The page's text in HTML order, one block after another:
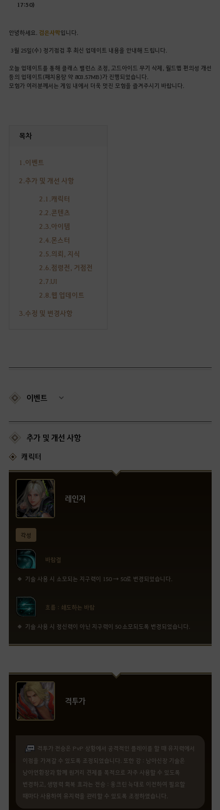
17:50)
안녕하세요. 검은사막입니다.
3월 25일(수) 정기점검 후 최신 업데이트 내용을 안내해 드립니다.
오늘 업데이트를 통해 클래스 밸런스 조정, 고드아이드 무기 삭제, 월드맵 편의성 개선
등의 업데이트(패치용량 약 803.57MB)가 진행되었습니다.
모험가 여러분께서는 게임 내에서 더욱 멋진 모험을 즐겨주시기 바랍니다.
목차
1.이벤트
2.추가 및 개선 사항
2.1.캐릭터
2.2.콘텐츠
2.3.아이템
2.4.몬스터
2.5.의뢰, 지식
2.6.점령전, 거점전
2.7.UI
2.8.웹 업데이트
3.수정 및 변경사항
이벤트
추가 및 개선 사항
캐릭터
레인저
각성
바람결
기술 사용 시 소모되는 지구력이 150 → 50로 변경되었습니다.
흐름 : 쇄도하는 바람
기술 사용 시 정신력이 아닌 지구력이 50 소모되도록 변경되었습니다.
격투가
격투가 전승은 PvP 상황에서 공격적인 플레이를 할 때 유지력에서
이점을 가져갈 수 있도록 조정되었습니다. 또한 강 : 낭아신장 기술은
낭아연환장과 함께 원거리 견제를 목적으로 자주 사용할 수 있도록
변경하고, 생명력 회복 효과는 전승 : 웅크린 늑대로 이전하여 필요할
때마다 사용하여 유지력을 관리할 수 있도록 조정하였습니다.